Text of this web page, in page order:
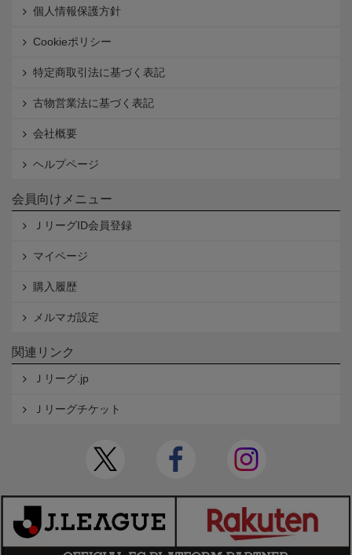
個人情報保護方針
Cookieポリシー
特定商取引法に基づく表記
古物営業法に基づく表記
会社概要
ヘルプページ
会員向けメニュー
ＪリーグID会員登録
マイページ
購入履歴
メルマガ設定
関連リンク
Ｊリーグ.jp
Ｊリーグチケット